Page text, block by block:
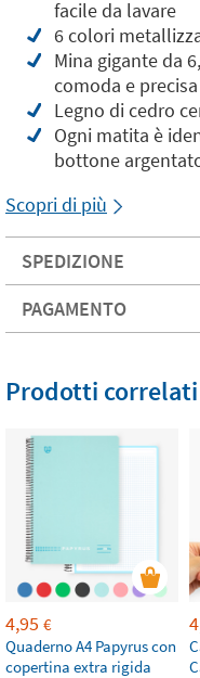
facile da lavare
6 colori
Mina gigante da
comoda e precisa
Legno di cedro
Ogni matita è
bottone
Scopri di più
SPEDIZIONE
PAGAMENTO
Prodotti correlati
4,95 €
Quaderno A4 Papyrus con
copertina extra rigida